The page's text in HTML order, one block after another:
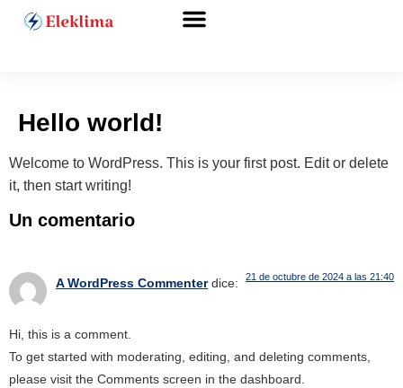
Hello world!
Welcome to WordPress. This is your first post. Edit or delete
it, then start writing!
Un comentario
A WordPress Commenter dice: 21 de octubre de 2024 a las 21:40
Hi, this is a comment.
To get started with moderating, editing, and deleting comments,
please visit the Comments screen in the dashboard.